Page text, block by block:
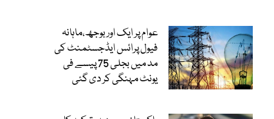
عوام پر ایک اور بوجھ،ماہانہ
فیول پرائس ایڈجسٹمنٹ کی
مد میں بجلی 75 پیسے فی
یونٹ مہنگی کر دی گئی